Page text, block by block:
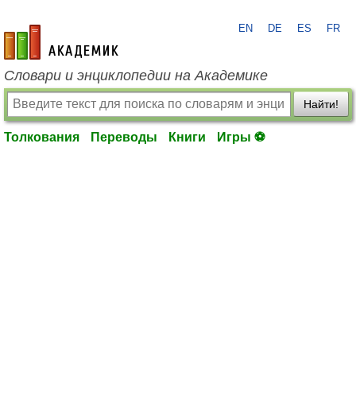
academic.ru
EN DE ES FR
Словари и энциклопедии на Академике
Найти!
Толкования Переводы Книги Игры ⚽